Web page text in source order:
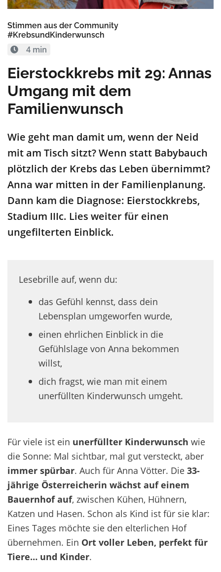
Stimmen aus der Community
#KrebsundKinderwunsch
4 min
Eierstockkrebs mit 29: Annas
Umgang mit dem
Familienwunsch
Wie geht man damit um, wenn der Neid
mit am Tisch sitzt? Wenn statt Babybauch
plötzlich der Krebs das Leben übernimmt?
Anna war mitten in der Familienplanung.
Dann kam die Diagnose: Eierstockkrebs,
Stadium IIIc. Lies weiter für einen
ungefilterten Einblick.
Lesebrille auf, wenn du:
das Gefühl kennst, dass dein
Lebensplan umgeworfen wurde,
einen ehrlichen Einblick in die
Gefühlslage von Anna bekommen
willst,
dich fragst, wie man mit einem
unerfüllten Kinderwunsch umgeht.
Für viele ist ein unerfüllter Kinderwunsch wie
die Sonne: Mal sichtbar, mal gut versteckt, aber
immer spürbar. Auch für Anna Vötter. Die 33-
jährige Österreicherin wächst auf einem
Bauernhof auf, zwischen Kühen, Hühnern,
Katzen und Hasen. Schon als Kind ist für sie klar:
Eines Tages möchte sie den elterlichen Hof
übernehmen. Ein Ort voller Leben, perfekt für
Tiere… und Kinder.